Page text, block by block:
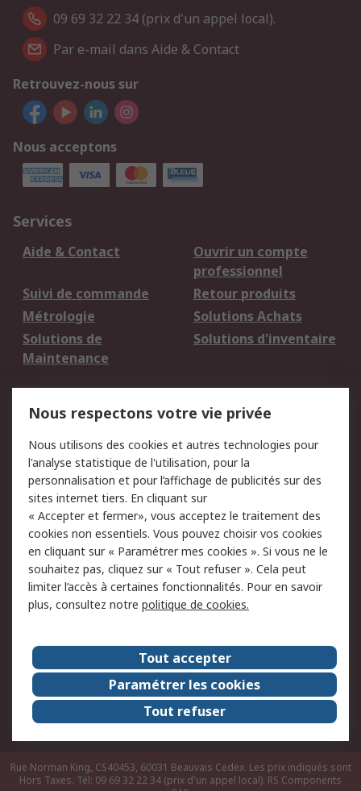
09 69 32 22 34 (prix d'un appel local).
Par e-mail dans Aide & Contact
Retrouvez-nous sur
Nous acceptons
Services
Aide & Contact
Ouvrir un compte
professionnel
Suivi de commande
Retour produits
Métrologie
Solutions Achats
Solutions de
Maintenance
Solutions d'inventaire
du site
Politique de protection
des données - Mise à
jour
Sécurité des E-mails
Conditions générales
de vente
Politique anti-
corruption
Campagnes marketing
A propos de RS
A propos de RS France
Evénements
Le groupe RS Group Plc
Presse
RS dans le monde
Démarche RSE
Nous rejoindre
RS Particuliers
Rue Norman King, CS40453, 60031 Beauvais Cedex. Les prix indiqués sont
Hors Taxes. Tél: 09 69 32 22 34 (prix d'un appel local). RS Components
Nous respectons votre vie privée
Nous utilisons des cookies et autres technologies pour
l'analyse statistique de l'utilisation, pour la
personnalisation et pour l’affichage de publicités sur des
sites internet tiers. En cliquant sur
« Accepter et fermer», vous acceptez le traitement des
cookies non essentiels. Vous pouvez choisir vos cookies
en cliquant sur « Paramétrer mes cookies ». Si vous ne le
souhaitez pas, cliquez sur « Tout refuser ». Cela peut
limiter l’accès à certaines fonctionnalités. Pour en savoir
plus, consultez notre politique de cookies.
Tout accepter
Paramétrer les cookies
Tout refuser